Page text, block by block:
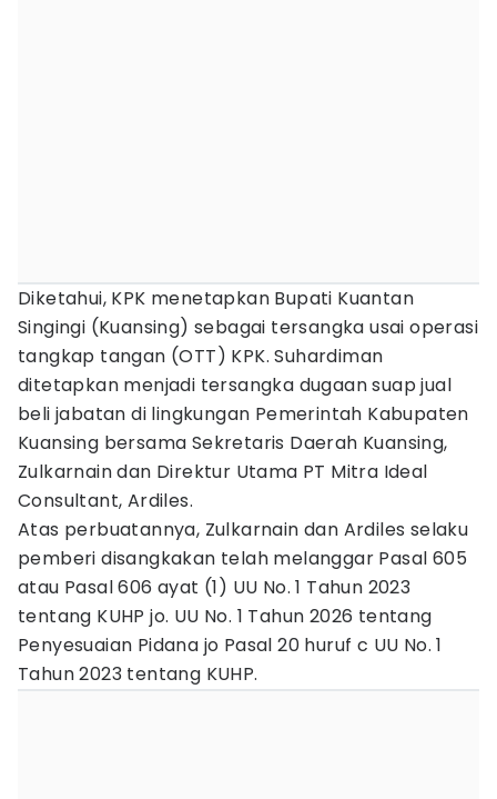
Diketahui, KPK menetapkan Bupati Kuantan
Singingi (Kuansing) sebagai tersangka usai operasi
tangkap tangan (OTT) KPK. Suhardiman
ditetapkan menjadi tersangka dugaan suap jual
beli jabatan di lingkungan Pemerintah Kabupaten
Kuansing bersama Sekretaris Daerah Kuansing,
Zulkarnain dan Direktur Utama PT Mitra Ideal
Consultant, Ardiles.
Atas perbuatannya, Zulkarnain dan Ardiles selaku
pemberi disangkakan telah melanggar Pasal 605
atau Pasal 606 ayat (1) UU No. 1 Tahun 2023
tentang KUHP jo. UU No. 1 Tahun 2026 tentang
Penyesuaian Pidana jo Pasal 20 huruf c UU No. 1
Tahun 2023 tentang KUHP.